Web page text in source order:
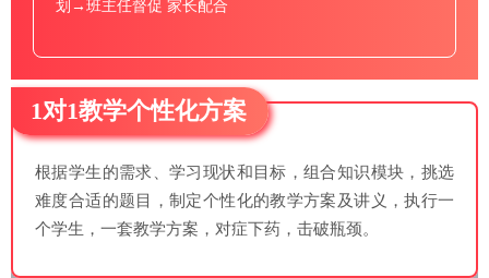
划→班主任督促 家长配合
1对1教学个性化方案
根据学生的需求、学习现状和目标，组合知识模块，挑选
难度合适的题目，制定个性化的教学方案及讲义，执行一
个学生，一套教学方案，对症下药，击破瓶颈。